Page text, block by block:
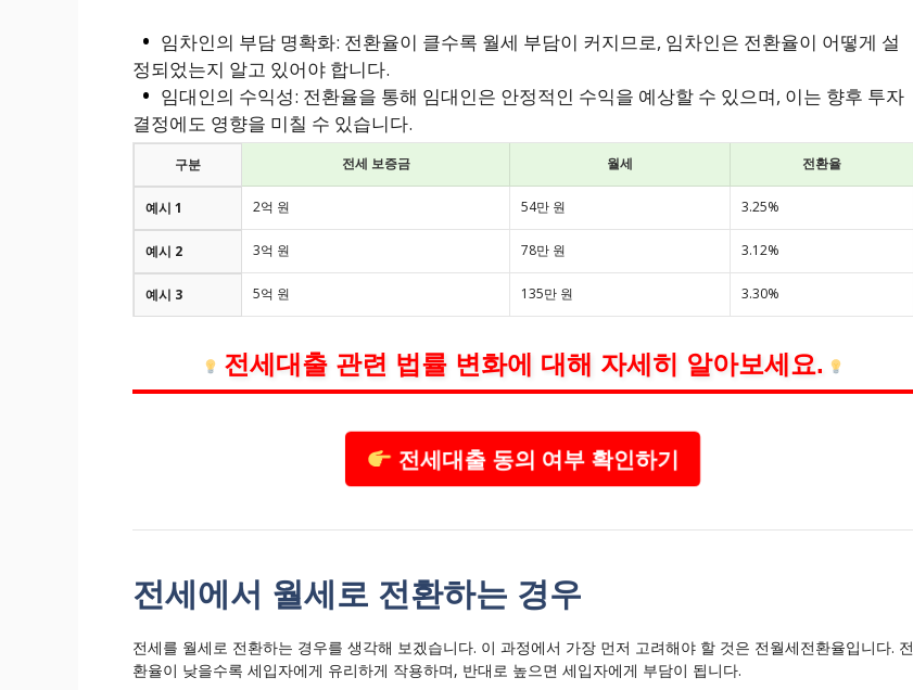
임차인의 부담 명확화: 전환율이 클수록 월세 부담이 커지므로, 임차인은 전환율이 어떻게 설
정되었는지 알고 있어야 합니다.
임대인의 수익성: 전환율을 통해 임대인은 안정적인 수익을 예상할 수 있으며, 이는 향후 투자
결정에도 영향을 미칠 수 있습니다.
구분 전세 보증금 월세 전환율
예시 1 2억 원 54만 원 3.25%
예시 2 3억 원 78만 원 3.12%
예시 3 5억 원 135만 원 3.30%
전세대출 관련 법률 변화에 대해 자세히 알아보세요.
전세대출 동의 여부 확인하기
전세에서 월세로 전환하는 경우
전세를 월세로 전환하는 경우를 생각해 보겠습니다. 이 과정에서 가장 먼저 고려해야 할 것은 전월세전환율입니다. 전
환율이 낮을수록 세입자에게 유리하게 작용하며, 반대로 높으면 세입자에게 부담이 됩니다.